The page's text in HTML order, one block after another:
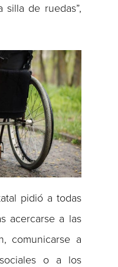
silla de ruedas”,
pidió a todas
acercarse a las
comunicarse a
o a los